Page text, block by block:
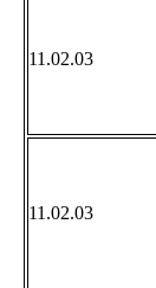
11.02.03
11.02.03